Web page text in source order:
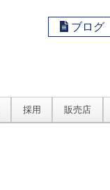
ブログ
採用 販売店